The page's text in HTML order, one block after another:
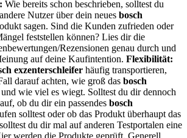
Wie bereits schon beschrieben, solltest du
Nutzer über dein neues bosch
sagen. Sind die Kunden zufrieden oder
feststellen können? Lies dir die
Rezensionen genau durch und
auf deine Kaufintention. Flexibilität:
exzenterschleifer häufig transportieren,
darauf achten, wie groß das bosch
wie viel es wiegt. Solltest du dir dennoch
ob du dir ein passendes bosch
solltest oder ob das Produkt überhaupt das
du dir mal auf anderen Testportalen eine
werden die Produkte geprüft. Generell